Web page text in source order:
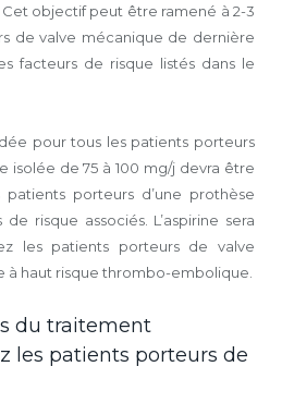
Cet objectif peut être ramené à 2-3
de valve mécanique de dernière
facteurs de risque listés dans le
pour tous les patients porteurs
isolée de 75 à 100 mg/j devra être
porteurs d’une prothèse
risque associés. L’aspirine sera
les patients porteurs de valve
haut risque thrombo-embolique.
du traitement
les patients porteurs de